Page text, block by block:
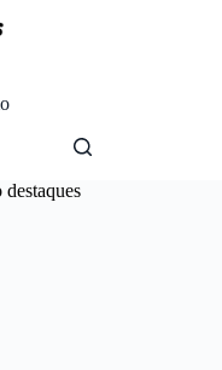
destaques